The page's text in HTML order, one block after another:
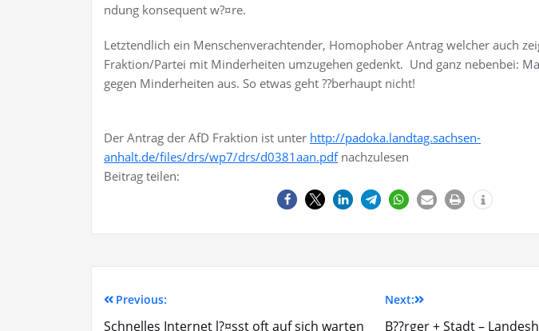
ndung konsequent w?¤re.
Letztendlich ein Menschenverachtender, Homophober Antrag welcher auch
Fraktion/Partei mit Minderheiten umzugehen gedenkt. Und ganz nebenbei:
gegen Minderheiten aus. So etwas geht ??berhaupt nicht!
Der Antrag der AfD Fraktion ist unter http://padoka.landtag.sachsen-
anhalt.de/files/drs/wp7/drs/d0381aan.pdfnachzulesen
Beitrag teilen:
Previous:
Schnelles Internet l?¤sst oft auf sich warten
Next:
B??rger + Stadt –